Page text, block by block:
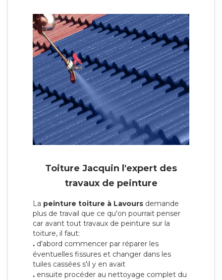
Toiture Jacquin l'expert des
travaux de peinture
La peinture toiture à Lavours demande
plus de travail que ce qu'on pourrait penser
car avant tout travaux de peinture sur la
toiture, il faut:
. d'abord commencer par réparer les
éventuelles fissures et changer dans les
tuiles cassées s'il y en avait
. ensuite procéder au nettoyage complet du